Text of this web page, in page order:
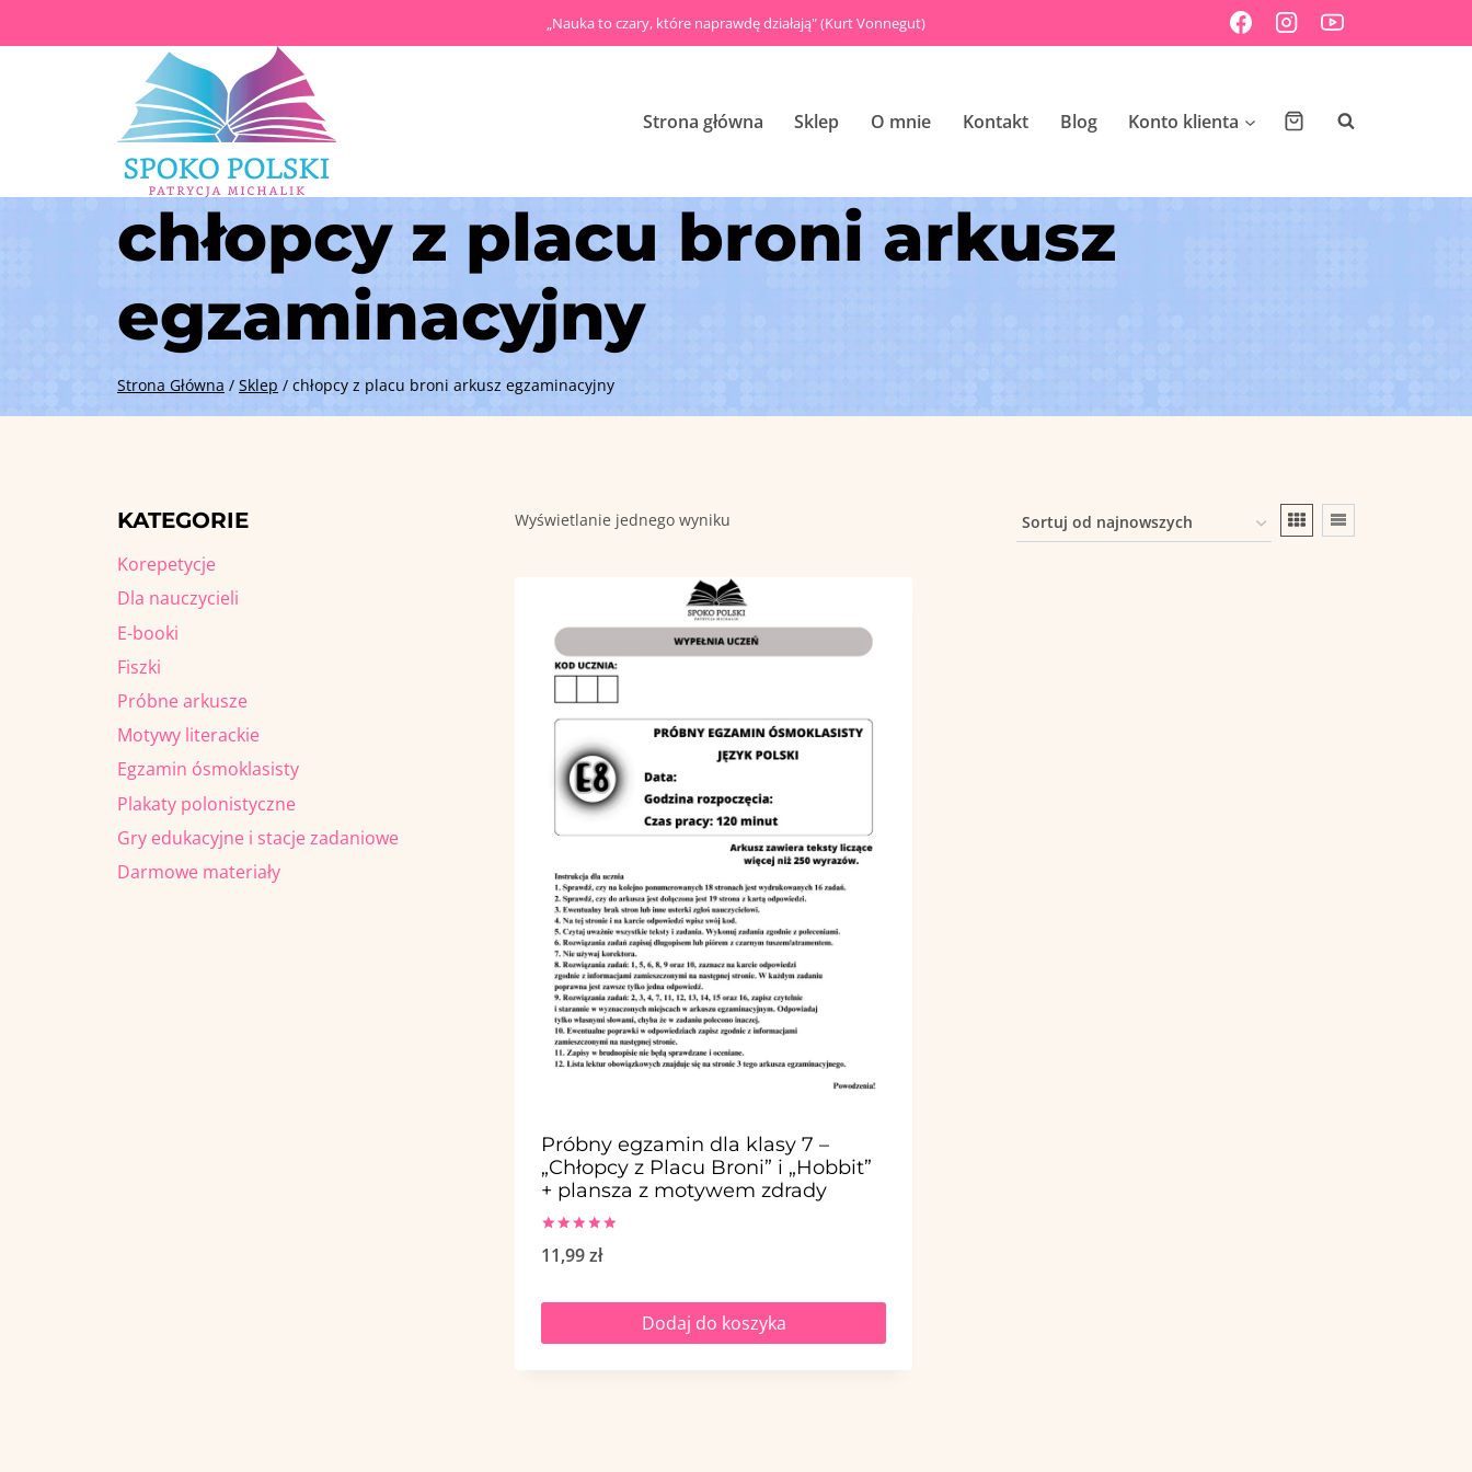
do
„Nauka to czary, które naprawdę działają" (Kurt Vonnegut)
Strona główna Sklep O mnie Kontakt Blog Konto klienta
chłopcy z placu broni arkusz
egzaminacyjny
Strona Główna / Sklep / chłopcy z placu broni arkusz egzaminacyjny
Wyświetlanie jednego wyniku
Próbny egzamin dla klasy 7 –
„Chłopcy z Placu Broni” i „Hobbit”
+ plansza z motywem zdrady
Oceniono
5.00
11,99zł
Dodaj do koszyka
KATEGORIE
Korepetycje
Dla nauczycieli
E-booki
Fiszki
Próbne arkusze
Motywy literackie
Egzamin ósmoklasisty
Plakaty polonistyczne
Gry edukacyjne i stacje zadaniowe
Darmowe materiały